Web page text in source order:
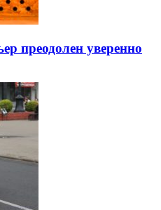
преодолен уверенно